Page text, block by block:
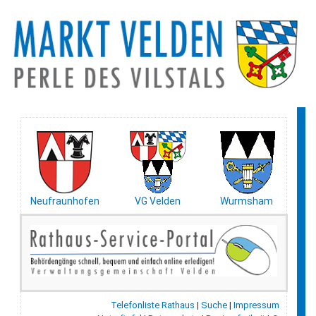
Neufraunhofen VG Velden Wurmsham
Telefonliste Rathaus | Suche | Impressum